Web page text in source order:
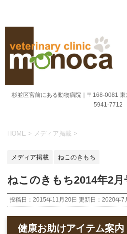
杉並区宮前にある動物病院｜〒168-0081
5941-7712
HOME > メディア掲載 >
メディア掲載 ねこのきもち
ねこのきもち2014年2月
投稿日：2015年11月20日 更新日： 2020年7
健康お助けアイテム案内